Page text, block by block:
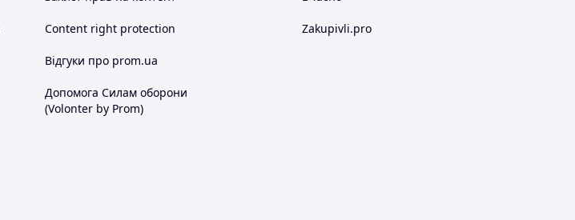
Content right protection
Відгуки про prom.ua
Допомога Силам оборони
(Volonter by Prom)
Zakupivli.pro